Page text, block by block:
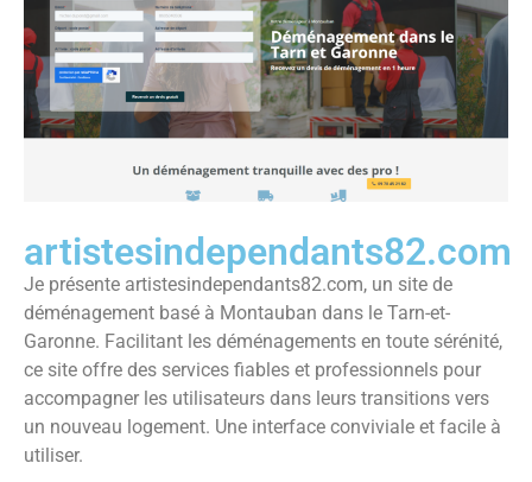
artistesindependants82.com
Je présente artistesindependants82.com, un site de
déménagement basé à Montauban dans le Tarn-et-
Garonne. Facilitant les déménagements en toute sérénité,
ce site offre des services fiables et professionnels pour
accompagner les utilisateurs dans leurs transitions vers
un nouveau logement. Une interface conviviale et facile à
utiliser.